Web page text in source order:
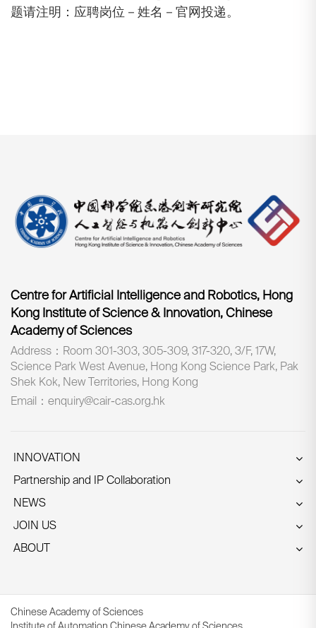
题请注明：应聘岗位－姓名－官网投递。
Centre for Artificial Intelligence and Robotics, Hong
Kong Institute of Science & Innovation, Chinese
Academy of Sciences
Address：Room 301-303, 305-309, 317-320, 3/F, 17W,
Science Park West Avenue, Hong Kong Science Park, Pak
Shek Kok, New Territories, Hong Kong
Email：enquiry@cair-cas.org.hk
INNOVATION
Partnership and IP Collaboration
NEWS
JOIN US
ABOUT
Chinese Academy of Sciences